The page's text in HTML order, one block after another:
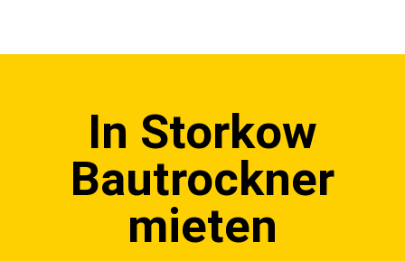
In Storkow
Bautrockner
mieten